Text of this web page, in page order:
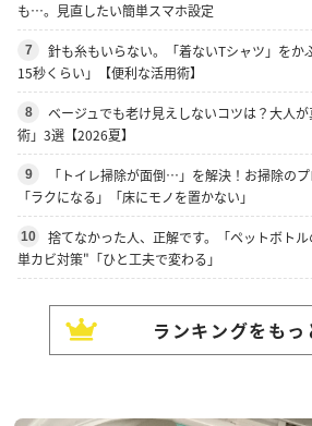
も…。見直したい簡単スマホ設定
7
針も糸もいらない。「着ないTシャツ」を
15秒くらい」【便利な活用術】
8
ベージュでも老け見えしないコツは？大人
術」3選【2026夏】
9
「トイレ掃除が面倒…」を解決！お掃除のプ
「ラクになる」「床にモノを置かない」
10
捨てなかった人、正解です。「ペットボト
単カビ対策"「ひと工夫で変わる」
ランキングをもっ